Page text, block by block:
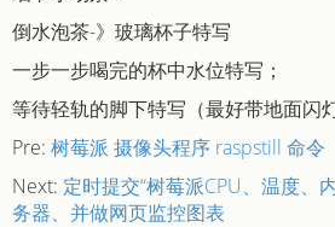
倒水泡茶-》玻璃杯子特写
一步一步喝完的杯中水位特写；
等待轻轨的脚下特写（最好带地面闪灯
Pre: 树莓派 摄像头程序 raspstill 命令
Next: 定时提交“树莓派CPU、温度、
务器、并做网页监控图表